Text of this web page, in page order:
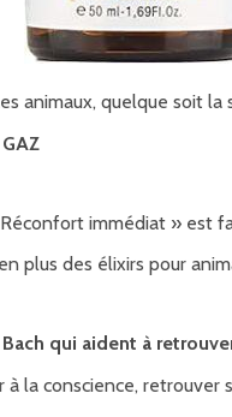
animaux, quelque soit la
immédiat » est
plus des élixirs pour
qui aident à
la conscience, retrouver